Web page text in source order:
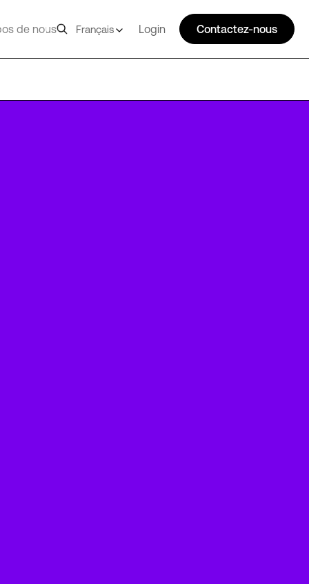
de nous Français Login Contactez-nous
LGW16